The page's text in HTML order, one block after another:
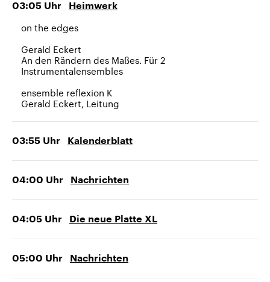
03:05 Uhr Heimwerk
on the edges
Gerald Eckert
An den Rändern des Maßes. Für 2
Instrumentalensembles
ensemble reflexion K
Gerald Eckert, Leitung
03:55 Uhr Kalenderblatt
04:00 Uhr Nachrichten
04:05 Uhr Die neue Platte XL
05:00 Uhr Nachrichten